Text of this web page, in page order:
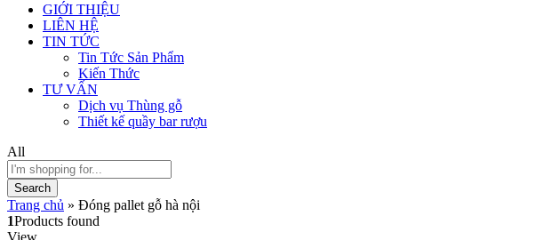
GIỚI THIỆU
LIÊN HỆ
TIN TỨC
Tin Tức Sản Phẩm
Kiến Thức
TƯ VẤN
Dịch vụ Thùng gỗ
Thiết kế quầy bar rượu
All
Search
Trang chủ » Đóng pallet gỗ hà nội
1Products found
View